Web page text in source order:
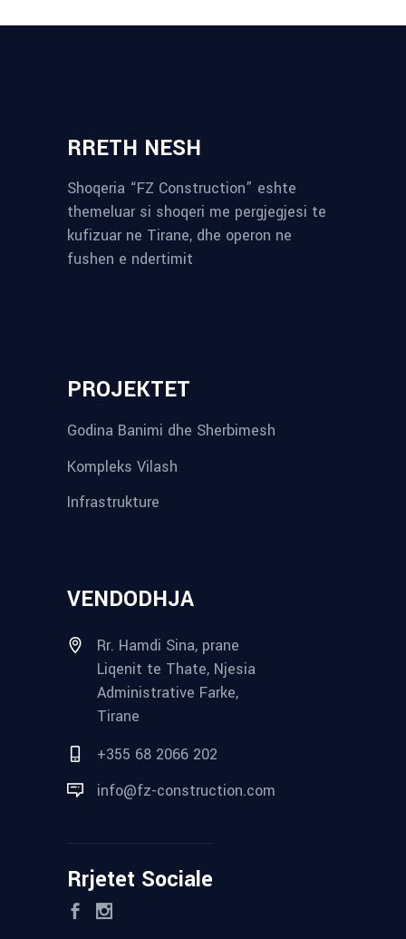
RRETH NESH
Shoqeria “FZ Construction” eshte
themeluar si shoqeri me pergjegjesi te
kufizuar ne Tirane, dhe operon ne
fushen e ndertimit
PROJEKTET
Godina Banimi dhe Sherbimesh
Kompleks Vilash
Infrastrukture
VENDODHJA
Rr. Hamdi Sina, prane
Liqenit te Thate, Njesia
Administrative Farke,
Tirane
+355 68 2066 202
info@fz-construction.com
Rrjetet Sociale